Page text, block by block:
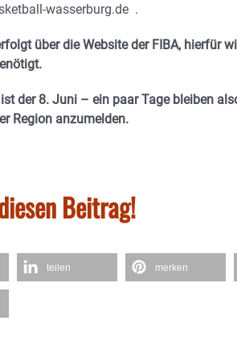
wasserburg.de .
über die Website der FIBA, hierfür
der 8. Juni – ein paar Tage bleiben
Region anzumelden.
Beitrag!
teilen merken